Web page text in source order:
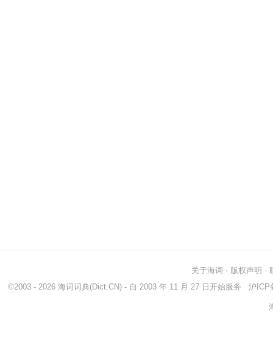
关于海词 - 版权声明 -
©2003 - 2026 海词词典(Dict.CN) - 自 2003 年 11 月 27 日开始服务 沪ICP